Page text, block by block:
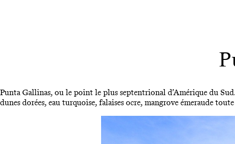
Punta Gallinas, ou le point le plus septentrional d’Amérique du
dunes dorées, eau turquoise, falaises ocre, mangrove émeraude